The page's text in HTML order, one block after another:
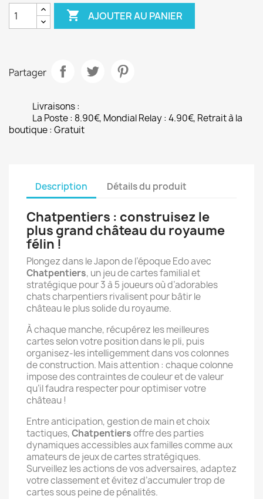
 AJOUTER AU PANIER
Partager
Livraisons :
La Poste : 8.90€, Mondial Relay : 4.90€, Retrait à la
boutique : Gratuit
Description Détails du produit
Chatpentiers : construisez le
plus grand château du royaume
félin !
Plongez dans le Japon de l’époque Edo avec
Chatpentiers, un jeu de cartes familial et
stratégique pour 3 à 5 joueurs où d’adorables
chats charpentiers rivalisent pour bâtir le
château le plus solide du royaume.
À chaque manche, récupérez les meilleures
cartes selon votre position dans le pli, puis
organisez-les intelligemment dans vos colonnes
de construction. Mais attention : chaque colonne
impose des contraintes de couleur et de valeur
qu’il faudra respecter pour optimiser votre
château !
Entre anticipation, gestion de main et choix
tactiques,Chatpentiersoffre des parties
dynamiques accessibles aux familles comme aux
amateurs de jeux de cartes stratégiques.
Surveillez les actions de vos adversaires, adaptez
votre classement et évitez d’accumuler trop de
cartes sous peine de pénalités.